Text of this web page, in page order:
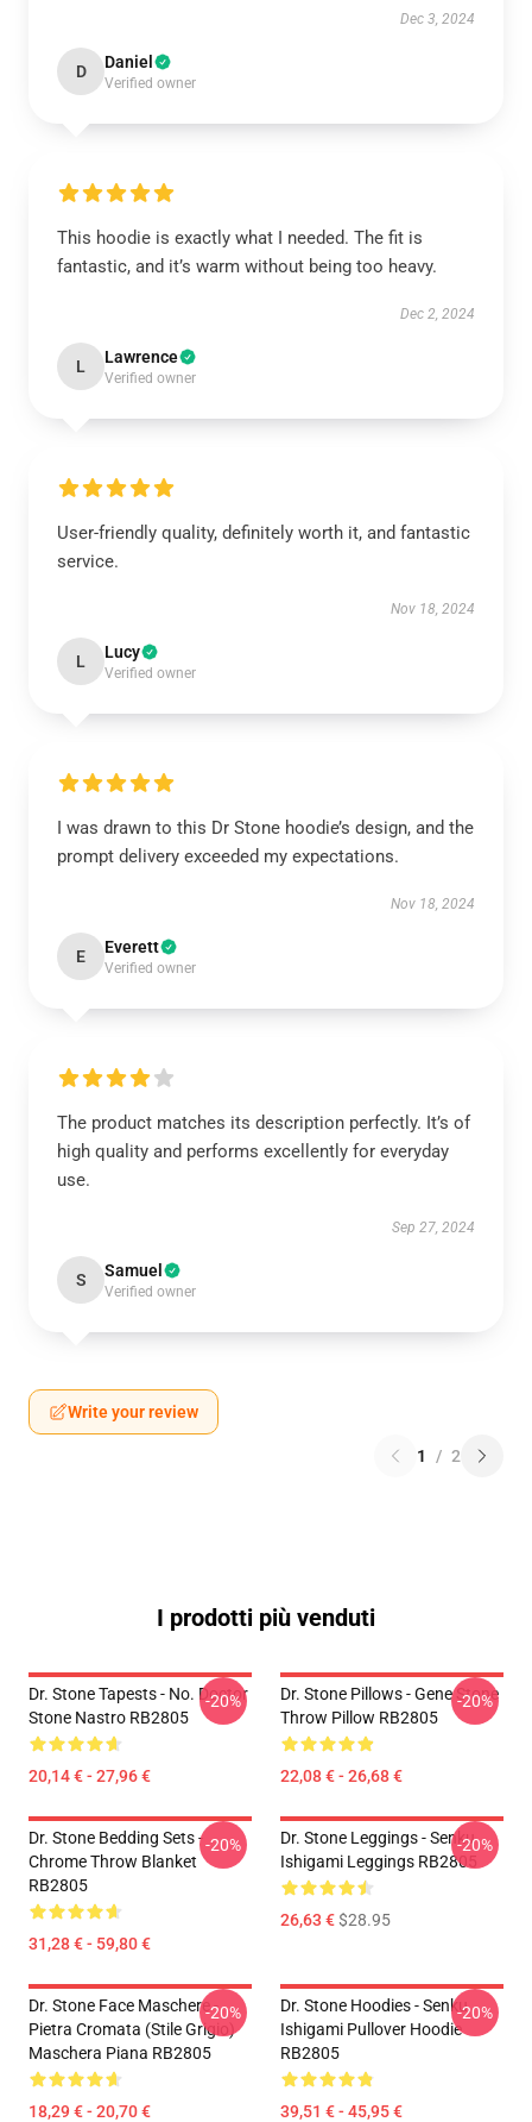
Dec 3, 2024
D Daniel
Verified owner
This hoodie is exactly what I needed. The fit is
fantastic, and it’s warm without being too heavy.
Dec 2, 2024
L Lawrence
Verified owner
User-friendly quality, definitely worth it, and fantastic
service.
Nov 18, 2024
L Lucy
Verified owner
I was drawn to this Dr Stone hoodie’s design, and the
prompt delivery exceeded my expectations.
Nov 18, 2024
E Everett
Verified owner
The product matches its description perfectly. It’s of
high quality and performs excellently for everyday
use.
Sep 27, 2024
S Samuel
Verified owner
Write your review
1 / 2
I prodotti più venduti
Dr. Stone Tapests - No. Doctor
Stone Nastro RB2805
20,14 € - 27,96 €
-20%
Dr. Stone Pillows - Gene Stone
Throw Pillow RB2805
22,08 € - 26,68 €
-20%
Dr. Stone Bedding Sets -
Chrome Throw Blanket
RB2805
31,28 € - 59,80 €
-20%
Dr. Stone Leggings - Senku
Ishigami Leggings RB2805
26,63 €$28.95
-20%
Dr. Stone Face Maschere -
Pietra Cromata (stile Grigio)
Maschera Piana RB2805
18,29 € - 20,70 €
-20%
Dr. Stone Hoodies - Senku
Ishigami Pullover Hoodie
RB2805
39,51 € - 45,95 €
-20%